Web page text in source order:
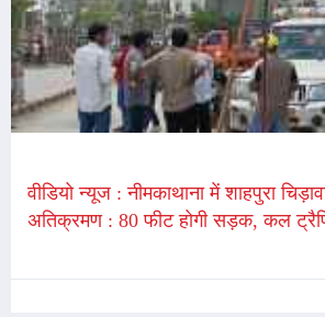
वीडियो न्यूज : नीमकाथाना में शाहपुरा
अतिक्रमण : 80 फीट होगी सड़क, कल
पट्टियाँ